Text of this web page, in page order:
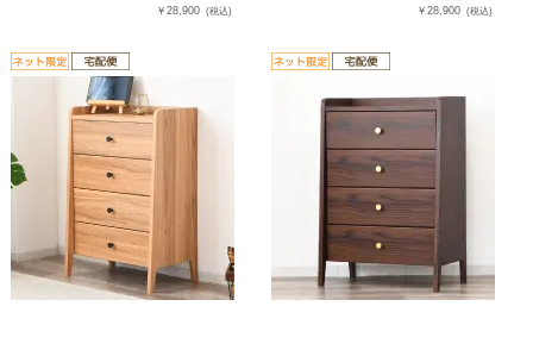
￥28,900 (税込) ￥28,900 (税込)